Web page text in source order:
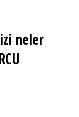
neler